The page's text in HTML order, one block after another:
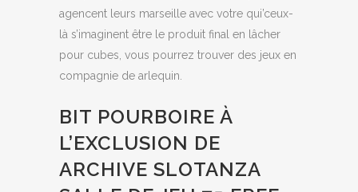
agencent leurs marseille avec votre qui’ceux-
là s’imaginent être le produit final en lâcher
pour cubes, vous pourrez trouver des jeux en
compagnie de arlequin.
BIT POURBOIRE À
L’EXCLUSION DE
ARCHIVE SLOTANZA